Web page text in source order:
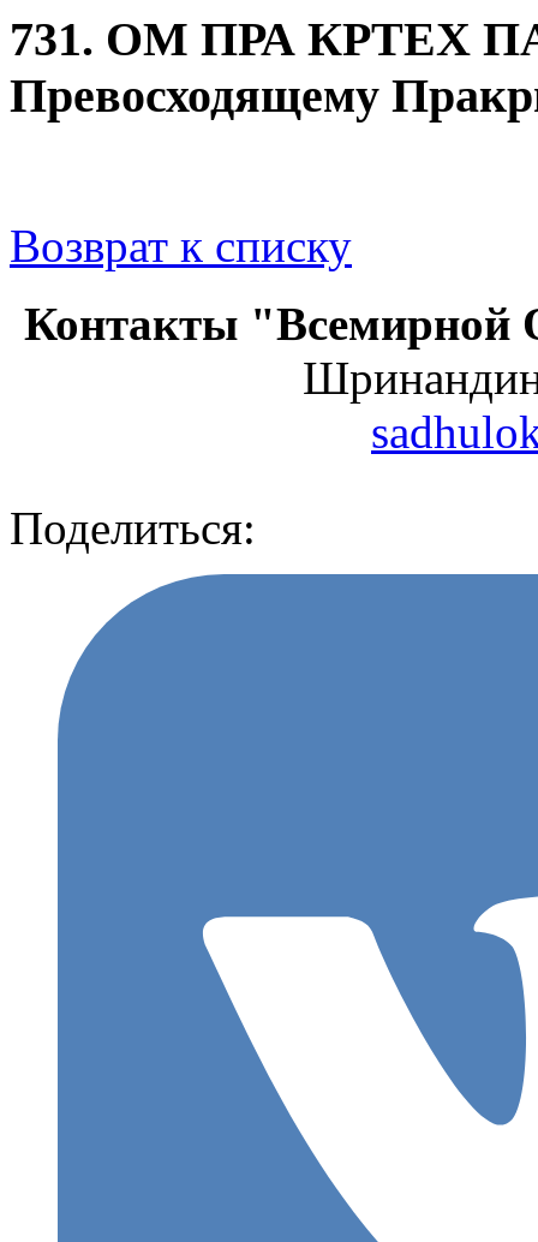
731. ОМ ПРА КРТЕХ
Превосходящему
Возврат к списку
Контакты
Поделиться: